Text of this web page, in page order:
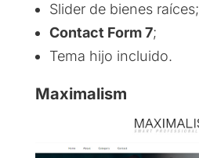
Slider de bienes raíces;
Contact Form 7;
Tema hijo incluido.
Maximalism